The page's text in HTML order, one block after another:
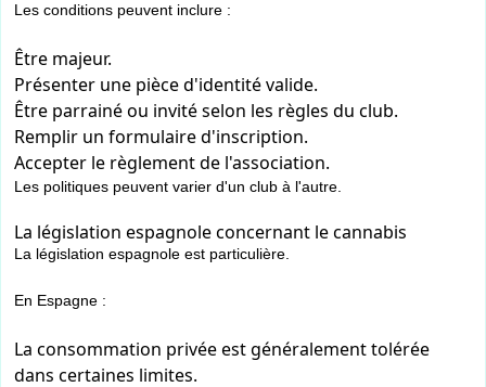
Les conditions peuvent inclure :
Être majeur.
Présenter une pièce d'identité valide.
Être parrainé ou invité selon les règles du club.
Remplir un formulaire d'inscription.
Accepter le règlement de l'association.
Les politiques peuvent varier d'un club à l'autre.
La législation espagnole concernant le cannabis
La législation espagnole est particulière.
En Espagne :
La consommation privée est généralement tolérée
dans certaines limites.